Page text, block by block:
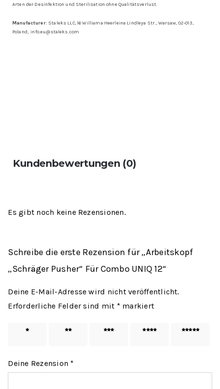
Arten der Desinfektion und Sterilisation ohne Qualitätsverlust.
Manufacturer: Staleks LLC, 16 Williama Heerleina Lindleya Str., Warsaw, 02-013,
Poland, info.eu@staleks.com
Kundenbewertungen (0)
Es gibt noch keine Rezensionen.
Schreibe die erste Rezension für „Arbeitskopf
„Schräger Pusher“ Für Combo UNIQ 12“
Deine E-Mail-Adresse wird nicht veröffentlicht.
Erforderliche Felder sind mit * markiert
1 von
2 von
3 von
4 von
5 von
Deine Rezension *